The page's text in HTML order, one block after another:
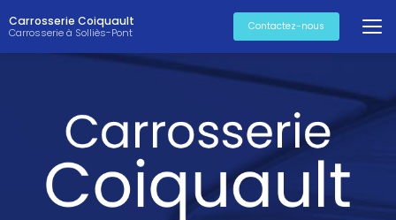
au
contenu
principal
Carrosserie Coiquault
Carrosserie à Solliès-Pont Contactez-nous